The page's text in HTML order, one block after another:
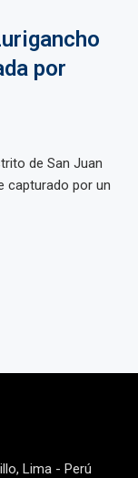
por
de San Juan
capturado por un
Lima - Perú